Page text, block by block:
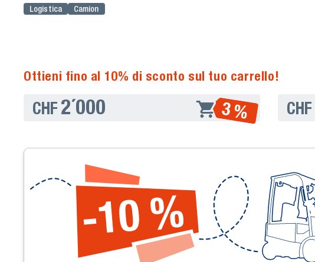
Logistica Camion
Ottieni fino al 10% di sconto sul tuo carrello!
CHF 2´000 3 % CHF